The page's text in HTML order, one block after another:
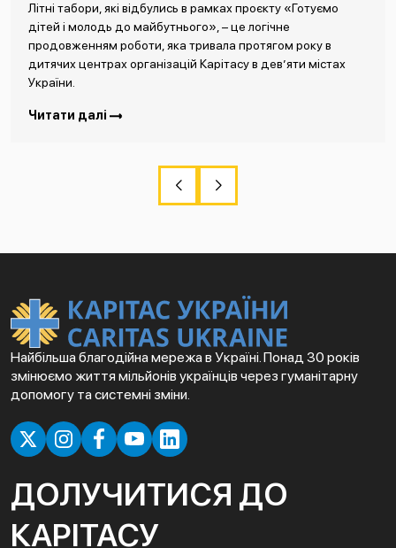
Літні табори, які відбулись в рамках проєкту «Готуємо
дітей і молодь до майбутнього», – це логічне
продовженням роботи, яка тривала протягом року в
дитячих центрах організацій Карітасу в дев’яти містах
України.
Читати далі
Найбільша благодійна мережа в Україні. Понад 30 років
змінюємо життя мільйонів українців через гуманітарну
допомогу та системні зміни.
ДОЛУЧИТИСЯ ДО
КАРІТАСУ